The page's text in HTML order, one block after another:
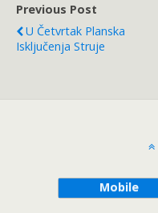
Previous Post
U Četvrtak Planska
Isključenja Struje
Mobile